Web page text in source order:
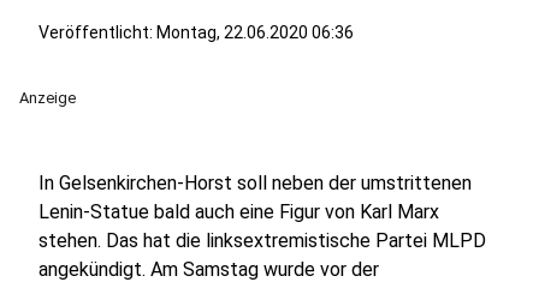
Veröffentlicht: Montag, 22.06.2020 06:36
Anzeige
In Gelsenkirchen-Horst soll neben der umstrittenen
Lenin-Statue bald auch eine Figur von Karl Marx
stehen. Das hat die linksextremistische Partei MLPD
angekündigt. Am Samstag wurde vor der